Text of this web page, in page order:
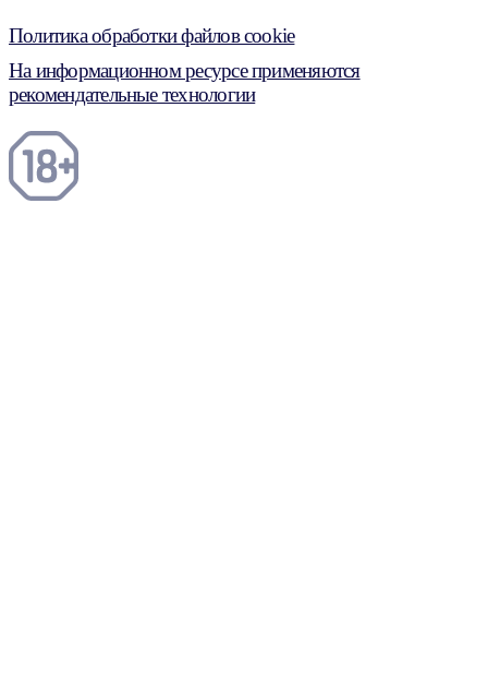
Политика обработки файлов cookie
На информационном ресурсе применяются
рекомендательные технологии